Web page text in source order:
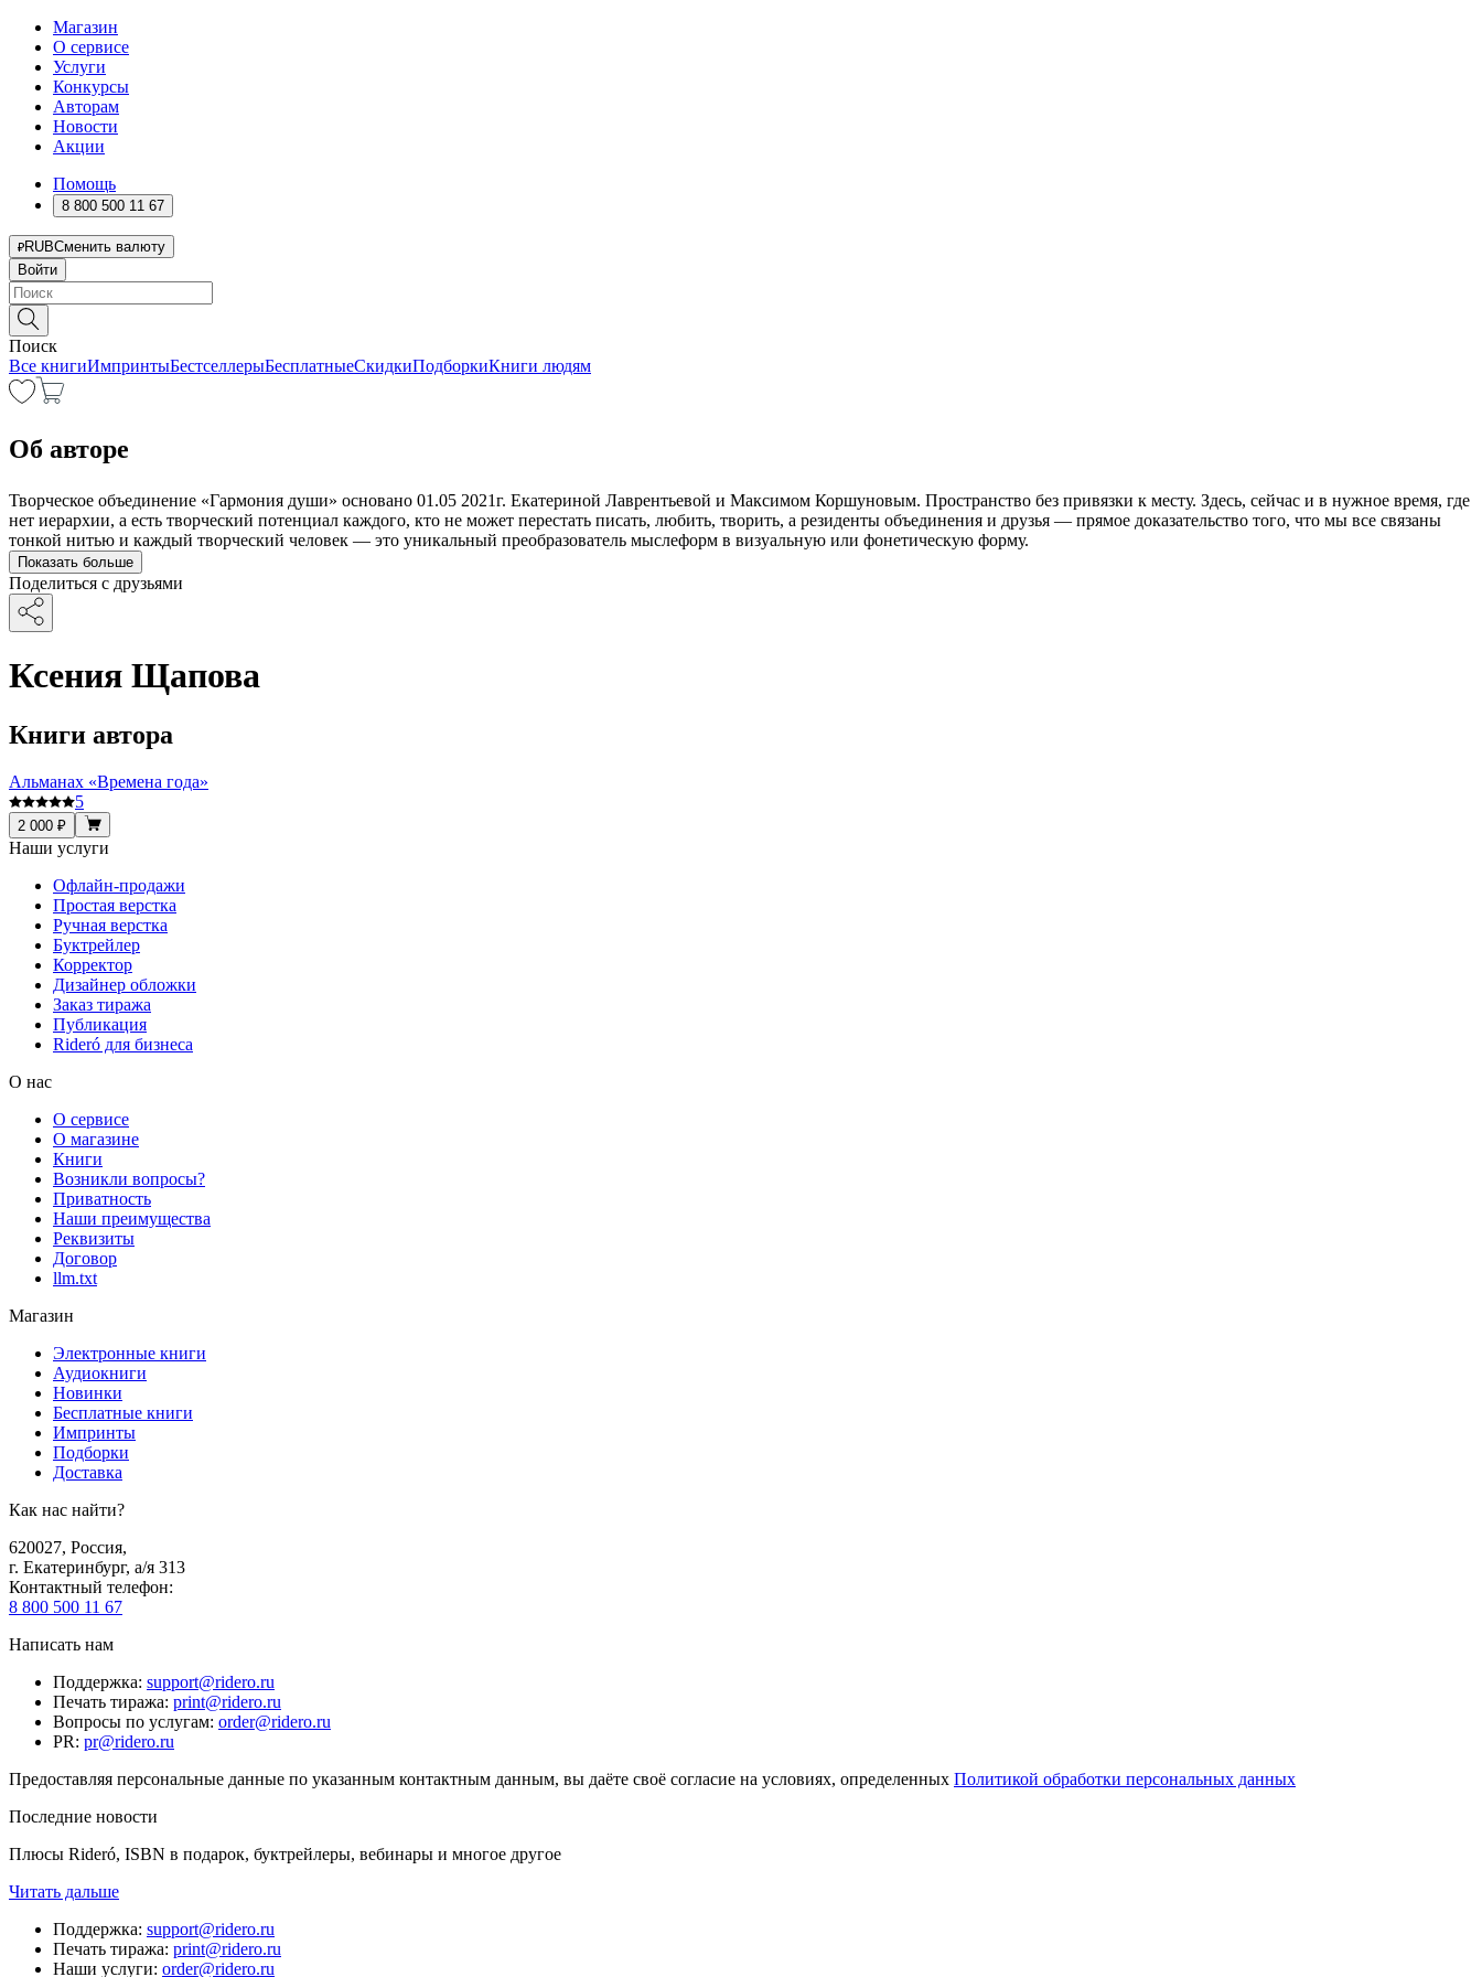
Магазин
О сервисе
Услуги
Конкурсы
Авторам
Новости
Акции
Помощь
8 800 500 11 67
RUBСменить валюту
Войти
Поиск
Все книгиИмпринтыБестселлерыБесплатныеСкидкиПодборкиКниги людям
Об авторе
Творческое объединение «Гармония души» основано 01.05 2021г. Екатериной Лаврентьевой и Максимом Коршуновым. Пространство без привязки к месту. Здесь, сейчас и в нужное время, где
нет иерархии, а есть творческий потенциал каждого, кто не может перестать писать, любить, творить, а резиденты объединения и друзья — прямое доказательство того, что мы все связаны
тонкой нитью и каждый творческий человек — это уникальный преобразователь мыслеформ в визуальную или фонетическую форму.
Показать больше
Поделиться с друзьями
Ксения Щапова
Книги автора
Альманах «Времена года»
5
2 000 ₽
Наши услуги
Офлайн-продажи
Простая верстка
Ручная верстка
Буктрейлер
Корректор
Дизайнер обложки
Заказ тиража
Публикация
Rideró для бизнеса
О нас
О сервисе
О магазине
Книги
Возникли вопросы?
Приватность
Наши преимущества
Реквизиты
Договор
llm.txt
Магазин
Электронные книги
Аудиокниги
Новинки
Бесплатные книги
Импринты
Подборки
Доставка
Как нас найти?
620027, Россия,
г. Екатеринбург, а/я 313
Контактный телефон:
8 800 500 11 67
Написать нам
Поддержка: support@ridero.ru
Печать тиража: print@ridero.ru
Вопросы по услугам: order@ridero.ru
PR: pr@ridero.ru
Предоставляя персональные данные по указанным контактным данным, вы даёте своё согласие на условиях, определенных Политикой обработки персональных данных
Последние новости
Плюсы Rideró, ISBN в подарок, буктрейлеры, вебинары и многое другое
Читать дальше
Поддержка: support@ridero.ru
Печать тиража: print@ridero.ru
Наши услуги: order@ridero.ru